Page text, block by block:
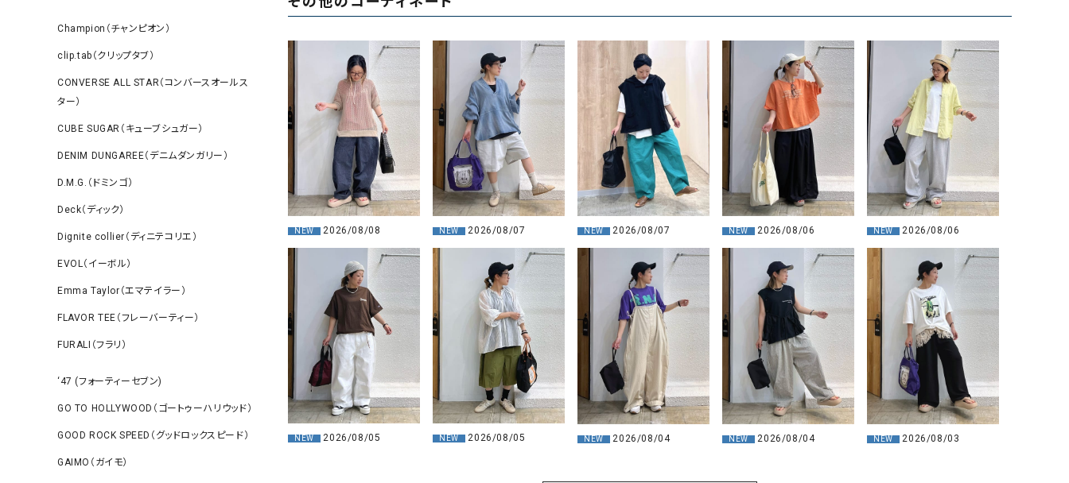
Champion（チャンピオン）
clip.tab（クリップタブ）
CONVERSE ALL STAR（コンバースオールス
ター）
CUBE SUGAR（キューブシュガー）
DENIM DUNGAREE（デニムダンガリー）
D.M.G.（ドミンゴ）
Deck（ディック）
Dignite collier（ディニテコリエ）
EVOL（イーボル）
Emma Taylor（エマテイラー）
FLAVOR TEE（フレーバーティー）
FURALI（フラリ）
‘47 (フォーティーセブン)
GO TO HOLLYWOOD（ゴートゥーハリウッド）
GOOD ROCK SPEED（グッドロックスピード）
GAIMO（ガイモ）
NEW 2026/08/08 NEW 2026/08/07 NEW 2026/08/07 NEW 2026/08/06 NEW 2026/08/06
NEW 2026/08/05 NEW 2026/08/05 NEW 2026/08/04 NEW 2026/08/04 NEW 2026/08/03